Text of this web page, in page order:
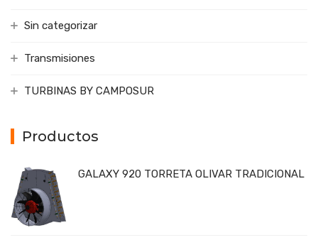
Sin categorizar
Transmisiones
TURBINAS BY CAMPOSUR
Productos
GALAXY 920 TORRETA OLIVAR TRADICIONAL